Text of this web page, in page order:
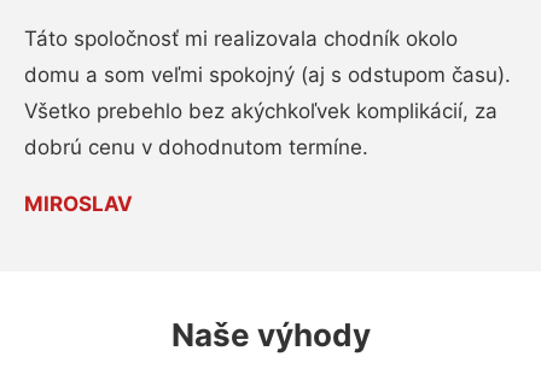
Táto spoločnosť mi realizovala chodník okolo
domu a som veľmi spokojný (aj s odstupom času).
Všetko prebehlo bez akýchkoľvek komplikácií, za
dobrú cenu v dohodnutom termíne.
MIROSLAV
Naše výhody